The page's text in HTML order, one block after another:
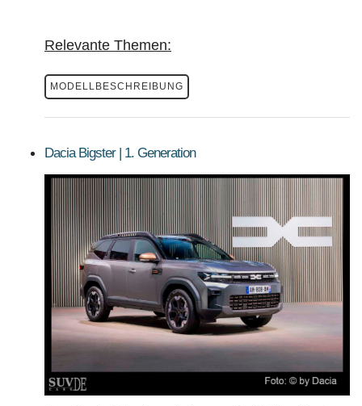
Relevante Themen:
MODELLBESCHREIBUNG
Dacia Bigster | 1. Generation